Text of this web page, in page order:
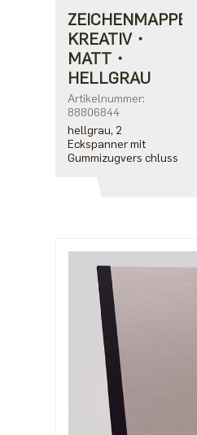
ZEICHENMAPPE
KREATIV・
MATT・
HELLGRAU
Artikelnummer:
88806844
hellgrau, 2
Eckspanner mit
Gummizugvers chluss